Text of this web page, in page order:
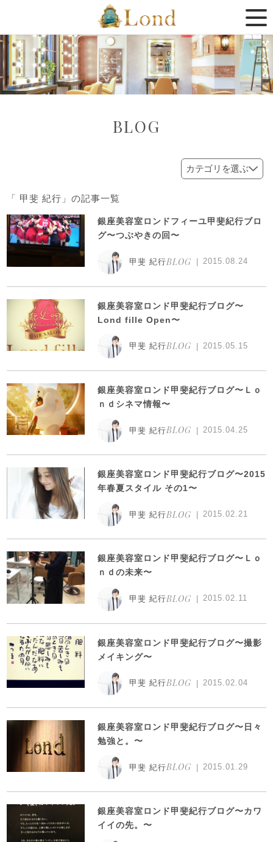
BLOG
「 甲斐 紀行」の記事一覧
銀座美容室ロンドフィーユ甲斐紀行ブロ
グ〜つぶやきの回〜
甲斐 紀行BLOG 2015.08.24
銀座美容室ロンド甲斐紀行ブログ〜
Lond fille Open〜
甲斐 紀行BLOG 2015.05.15
銀座美容室ロンド甲斐紀行ブログ〜Ｌｏ
ｎｄシネマ情報〜
甲斐 紀行BLOG 2015.04.25
銀座美容室ロンド甲斐紀行ブログ〜2015
年春夏スタイル その1〜
甲斐 紀行BLOG 2015.02.21
銀座美容室ロンド甲斐紀行ブログ〜Ｌｏ
ｎｄの未来〜
甲斐 紀行BLOG 2015.02.11
銀座美容室ロンド甲斐紀行ブログ〜撮影
メイキング〜
甲斐 紀行BLOG 2015.02.04
銀座美容室ロンド甲斐紀行ブログ〜日々
勉強と。〜
甲斐 紀行BLOG 2015.01.29
銀座美容室ロンド甲斐紀行ブログ〜カワ
イイの先。〜